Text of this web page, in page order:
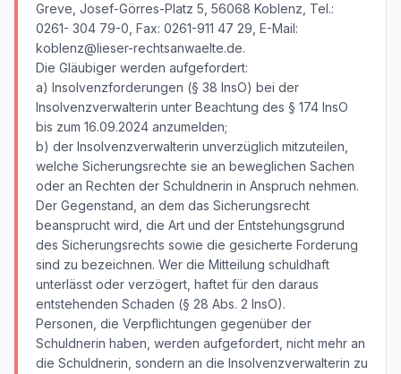
Greve, Josef-Görres-Platz 5, 56068 Koblenz, Tel.:
0261- 304 79-0, Fax: 0261-911 47 29, E-Mail:
koblenz@lieser-rechtsanwaelte.de.
Die Gläubiger werden aufgefordert:
a) Insolvenzforderungen (§ 38 InsO) bei der
Insolvenzverwalterin unter Beachtung des § 174 InsO
bis zum 16.09.2024 anzumelden;
b) der Insolvenzverwalterin unverzüglich mitzuteilen,
welche Sicherungsrechte sie an beweglichen Sachen
oder an Rechten der Schuldnerin in Anspruch nehmen.
Der Gegenstand, an dem das Sicherungsrecht
beansprucht wird, die Art und der Entstehungsgrund
des Sicherungsrechts sowie die gesicherte Forderung
sind zu bezeichnen. Wer die Mitteilung schuldhaft
unterlässt oder verzögert, haftet für den daraus
entstehenden Schaden (§ 28 Abs. 2 InsO).
Personen, die Verpflichtungen gegenüber der
Schuldnerin haben, werden aufgefordert, nicht mehr an
die Schuldnerin, sondern an die Insolvenzverwalterin zu